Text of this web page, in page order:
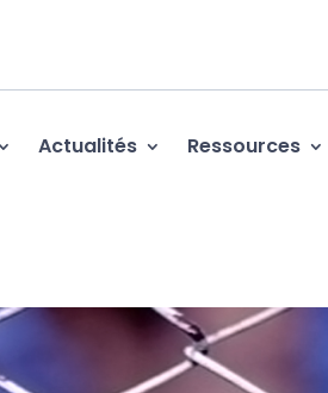
Actualités Ressources